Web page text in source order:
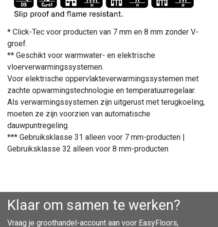
* Click-Tec voor producten van 7 mm en 8 mm zonder V-
groef.
** Geschikt voor warmwater- en elektrische
vloerverwarmingssystemen.
Voor elektrische oppervlakteverwarmingssystemen met
zachte opwarmingstechnologie en temperatuurregelaar.
Als verwarmingssystemen zijn uitgerust met terugkoeling,
moeten ze zijn voorzien van automatische
dauwpuntregeling.
*** Gebruiksklasse 31 alleen voor 7 mm-producten |
Gebruiksklasse 32 alleen voor 8 mm-producten
Klaar om samen te werken?
Vraag je groothandel-account aan voor EasyFloors,